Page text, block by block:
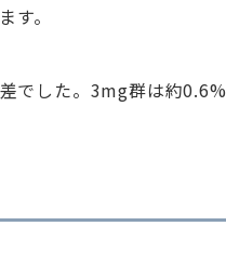
す。
でした。3mg群は約0.6%